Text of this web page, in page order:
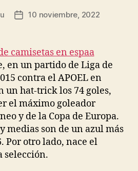
Fecha
entrada
10 noviembre, 2022
en un partido de Liga de
contra el APOEL en
un hat-trick los 74 goles,
el máximo goleador
y de la Copa de Europa.
medias son de un azul más
Por otro lado, nace el
selección.